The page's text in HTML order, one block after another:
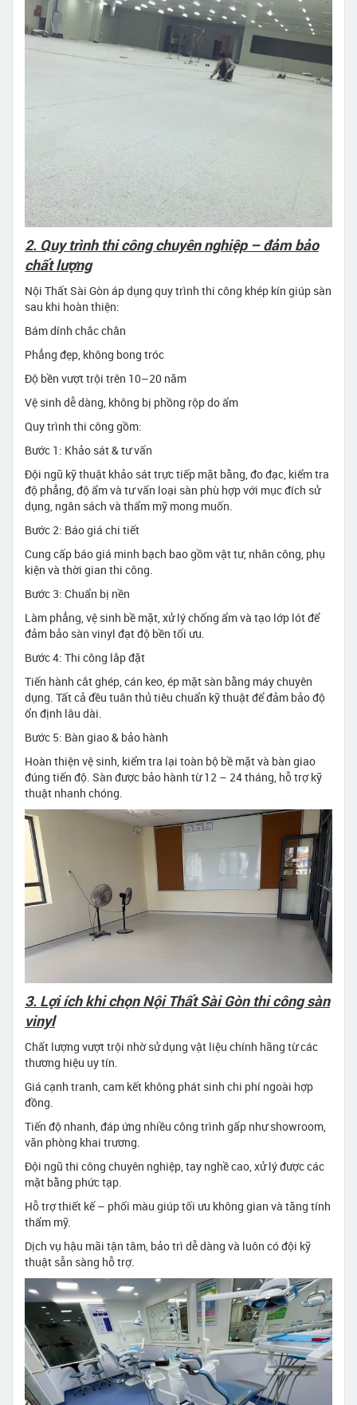
2. Quy trình thi công chuyên nghiệp – đảm bảo
chất lượng
Nội Thất Sài Gòn áp dụng quy trình thi công khép kín giúp sàn
sau khi hoàn thiện:
Bám dính chắc chắn
Phẳng đẹp, không bong tróc
Độ bền vượt trội trên 10–20 năm
Vệ sinh dễ dàng, không bị phồng rộp do ẩm
Quy trình thi công gồm:
Bước 1: Khảo sát & tư vấn
Đội ngũ kỹ thuật khảo sát trực tiếp mặt bằng, đo đạc, kiểm tra
độ phẳng, độ ẩm và tư vấn loại sàn phù hợp với mục đích sử
dụng, ngân sách và thẩm mỹ mong muốn.
Bước 2: Báo giá chi tiết
Cung cấp báo giá minh bạch bao gồm vật tư, nhân công, phụ
kiện và thời gian thi công.
Bước 3: Chuẩn bị nền
Làm phẳng, vệ sinh bề mặt, xử lý chống ẩm và tạo lớp lót để
đảm bảo sàn vinyl đạt độ bền tối ưu.
Bước 4: Thi công lắp đặt
Tiến hành cắt ghép, cán keo, ép mặt sàn bằng máy chuyên
dụng. Tất cả đều tuân thủ tiêu chuẩn kỹ thuật để đảm bảo độ
ổn định lâu dài.
Bước 5: Bàn giao & bảo hành
Hoàn thiện vệ sinh, kiểm tra lại toàn bộ bề mặt và bàn giao
đúng tiến độ. Sàn được bảo hành từ 12 – 24 tháng, hỗ trợ kỹ
thuật nhanh chóng.
3. Lợi ích khi chọn Nội Thất Sài Gòn thi công sàn
vinyl
Chất lượng vượt trội nhờ sử dụng vật liệu chính hãng từ các
thương hiệu uy tín.
Giá cạnh tranh, cam kết không phát sinh chi phí ngoài hợp
đồng.
Tiến độ nhanh, đáp ứng nhiều công trình gấp như showroom,
văn phòng khai trương.
Đội ngũ thi công chuyên nghiệp, tay nghề cao, xử lý được các
mặt bằng phức tạp.
Hỗ trợ thiết kế – phối màu giúp tối ưu không gian và tăng tính
thẩm mỹ.
Dịch vụ hậu mãi tận tâm, bảo trì dễ dàng và luôn có đội kỹ
thuật sẵn sàng hỗ trợ.